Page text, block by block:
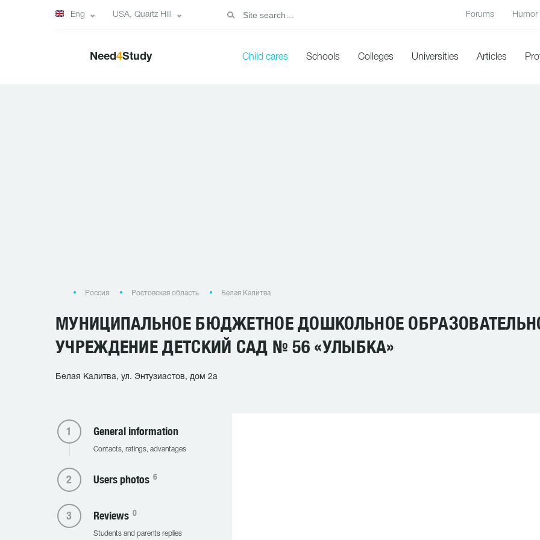
Eng USA, Quartz Hill Forums Humor
Need4Study Child cares Schools Colleges Universities Articles
Россия Ростовская область Белая Калитва
МУНИЦИПАЛЬНОЕ БЮДЖЕТНОЕ ДОШКОЛЬНОЕ
УЧРЕЖДЕНИЕ ДЕТСКИЙ САД № 56 «УЛЫБКА»
Белая Калитва, ул. Энтузиастов, дом 2а
General information
Contacts, ratings, advantages
Users photos 6
Reviews 0
Students and parents replies